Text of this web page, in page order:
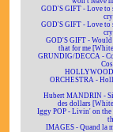
GOD'S GIFT - Love to
GOD'S GIFT - Love to
GOD'S GIFT -
that for me
GRUNDIG/DECCA -
ORCHESTRA -
Hubert MANDRIN -
des dollars
Iggy POP - Livin' on the
IMAGES - Quand la